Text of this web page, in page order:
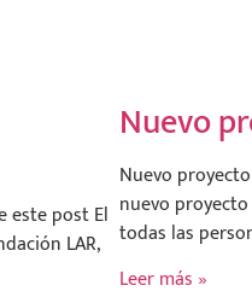
este post El
LAR,
Nuevo
Nuevo
nuevo
todas las
Leer más »